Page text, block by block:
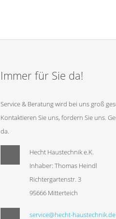
Immer für Sie da!
Service & Beratung wird bei uns groß
Kontaktieren Sie uns, fordern Sie uns.
da.
Hecht Haustechnik e.K.
Inhaber: Thomas Heindl
Richtergartenstr. 3
95666 Mitterteich
service@hecht-haustechnik.de